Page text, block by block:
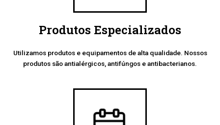
Produtos Especializados
Utilizamos produtos e equipamentos de alta qualidade. Nossos
produtos são antialérgicos, antifúngos e antibacterianos.